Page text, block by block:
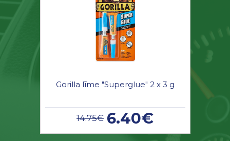
Gorilla līme "Superglue" 2 x 3 g
14.75€ 6.40€